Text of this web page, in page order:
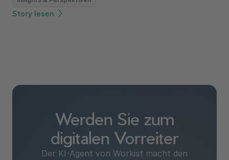
Story lesen
Werden Sie zum
digitalen Vorreiter
Der KI-Agent von Workist macht den